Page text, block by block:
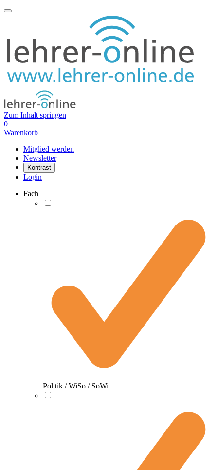
Zum Inhalt springen
0
Warenkorb
Mitglied werden
Newsletter
Kontrast
Login
Fach
Politik / WiSo / SoWi